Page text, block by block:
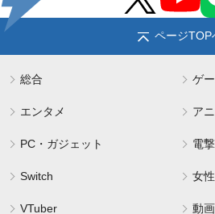
ページTOP
総合 ゲ
エンタメ ア
PC・ガジェット 電
Switch 女
VTuber 動画